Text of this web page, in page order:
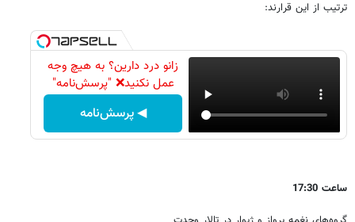
ترتیب از این قرارند:
زانو درد دارین؟ به هیچ وجه
عمل نکنید❌ "پرسش‌نامه"
◀ پرسش‌نامه
ساعت 17:30